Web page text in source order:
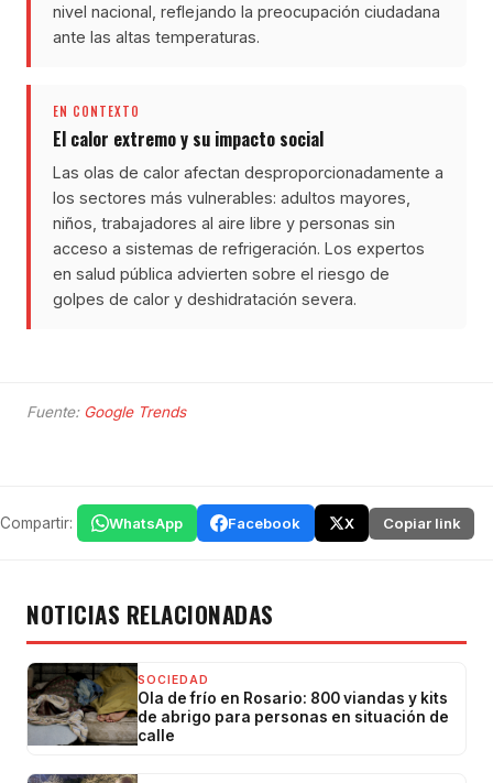
nivel nacional, reflejando la preocupación ciudadana
ante las altas temperaturas.
EN CONTEXTO
El calor extremo y su impacto social
Las olas de calor afectan desproporcionadamente a
los sectores más vulnerables: adultos mayores,
niños, trabajadores al aire libre y personas sin
acceso a sistemas de refrigeración. Los expertos
en salud pública advierten sobre el riesgo de
golpes de calor y deshidratación severa.
Fuente: Google Trends
Compartir: WhatsApp Facebook X Copiar link
NOTICIAS RELACIONADAS
SOCIEDAD
Ola de frío en Rosario: 800 viandas y kits
de abrigo para personas en situación de
calle